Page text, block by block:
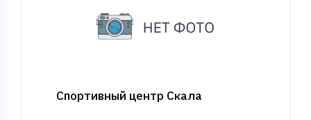
Спортивный центр Скала